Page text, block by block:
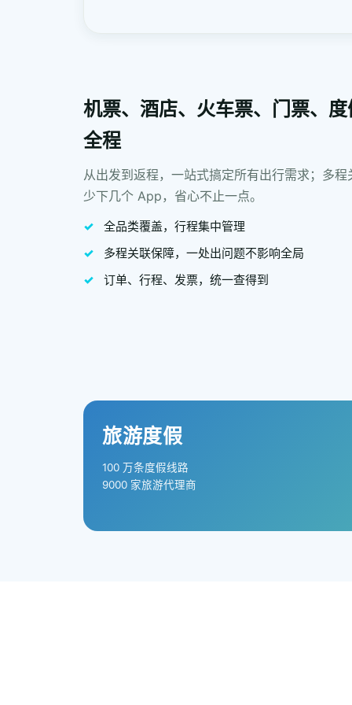
机票、酒店、火车票、门票、
全程
从出发到返程，一站式搞定所有出行需求；多
少下几个 App，省心不止一点。
全品类覆盖，行程集中管理
多程关联保障，一处出问题不影响全局
订单、行程、发票，统一查得到
旅游度假
100 万条度假线路
9000 家旅游代理商